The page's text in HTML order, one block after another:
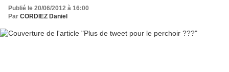
Publié le 20/06/2012 à 16:00
Par CORDIEZ Daniel